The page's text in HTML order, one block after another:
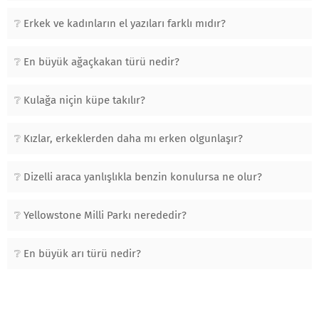
Erkek ve kadınların el yazıları farklı mıdır?
En büyük ağaçkakan türü nedir?
Kulağa niçin küpe takılır?
Kızlar, erkeklerden daha mı erken olgunlaşır?
Dizelli araca yanlışlıkla benzin konulursa ne olur?
Yellowstone Milli Parkı nerededir?
En büyük arı türü nedir?